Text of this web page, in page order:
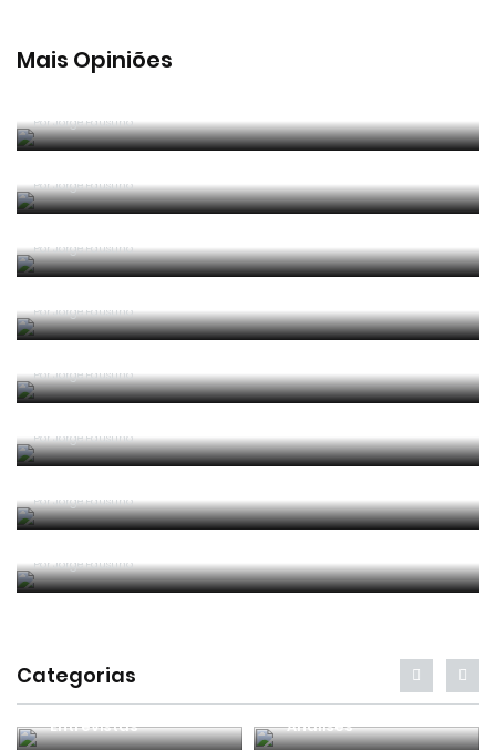
Mais Opiniões
PorJorge Faustino
PorJorge Faustino
PorJorge Faustino
PorJorge Faustino
PorJorge Faustino
PorJorge Faustino
PorJorge Faustino
PorJorge Faustino
Categorias
Entrevistas Análises